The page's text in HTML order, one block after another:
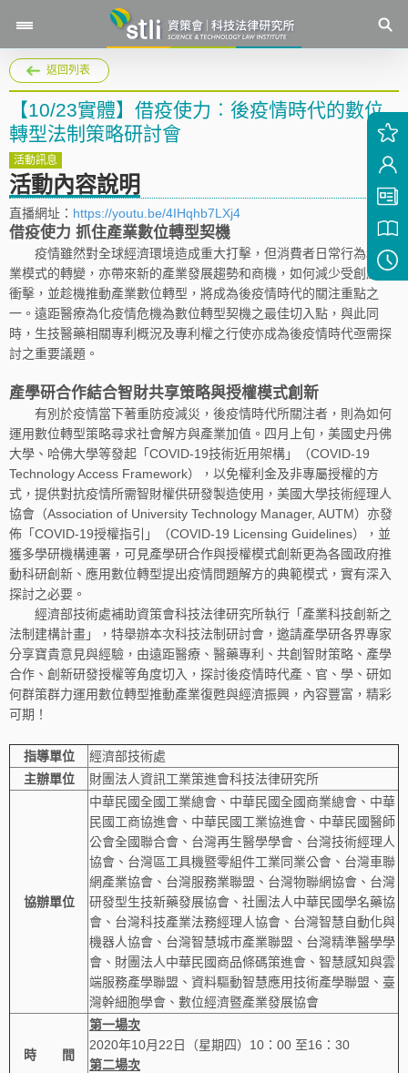
返回列表
【10/23實體】借疫使力︰後疫情時代的數位
轉型法制策略研討會
活動訊息
活動內容說明
直播網址： https://youtu.be/4IHqhb7LXj4
借疫使力 抓住產業數位轉型契機
疫情雖然對全球經濟環境造成重大打擊，但消費者日常行為和商
業模式的轉變，亦帶來新的產業發展趨勢和商機，如何減少受創產業
衝擊，並趁機推動產業數位轉型，將成為後疫情時代的關注重點之
一。遠距醫療為化疫情危機為數位轉型契機之最佳切入點，與此同
時，生技醫藥相關專利概況及專利權之行使亦成為後疫情時代亟需探
討之重要議題。
產學研合作結合智財共享策略與授權模式創新
有別於疫情當下著重防疫減災，後疫情時代所關注者，則為如何
運用數位轉型策略尋求社會解方與產業加值。四月上旬，美國史丹佛
大學、哈佛大學等發起「COVID-19技術近用架構」（COVID-19
Technology Access Framework），以免權利金及非專屬授權的方
式，提供對抗疫情所需智財權供研發製造使用，美國大學技術經理人
協會（Association of University Technology Manager, AUTM）亦發
佈「COVID-19授權指引」（COVID-19 Licensing Guidelines），並
獲多學研機構連署，可見產學研合作與授權模式創新更為各國政府推
動科研創新、應用數位轉型提出疫情問題解方的典範模式，實有深入
探討之必要。
經濟部技術處補助資策會科技法律研究所執行「產業科技創新之
法制建構計畫」，特舉辦本次科技法制研討會，邀請產學研各界專家
分享寶貴意見與經驗，由遠距醫療、醫藥專利、共創智財策略、產學
合作、創新研發授權等角度切入，探討後疫情時代產、官、學、研如
何群策群力運用數位轉型推動產業復甦與經濟振興，內容豐富，精彩
可期！
指導單位
經濟部技術處
主辦單位
財團法人資訊工業策進會科技法律研究所
協辦單位
中華民國全國工業總會、中華民國全國商業總會、中華
民國工商協進會、中華民國工業協進會、中華民國醫師
公會全國聯合會、台灣再生醫學學會、台灣技術經理人
協會、台灣區工具機暨零組件工業同業公會、台灣車聯
網產業協會、台灣服務業聯盟、台灣物聯網協會、台灣
研發型生技新藥發展協會、社團法人中華民國學名藥協
會、台灣科技產業法務經理人協會、台灣智慧自動化與
機器人協會、台灣智慧城市產業聯盟、台灣精準醫學學
會、財團法人中華民國商品條碼策進會、智慧感知與雲
端服務產學聯盟、資料驅動智慧應用技術產學聯盟、臺
灣幹細胞學會、數位經濟暨產業發展協會
時 間
第一場次
2020年10月22日（星期四）10：00 至16：30
第二場次